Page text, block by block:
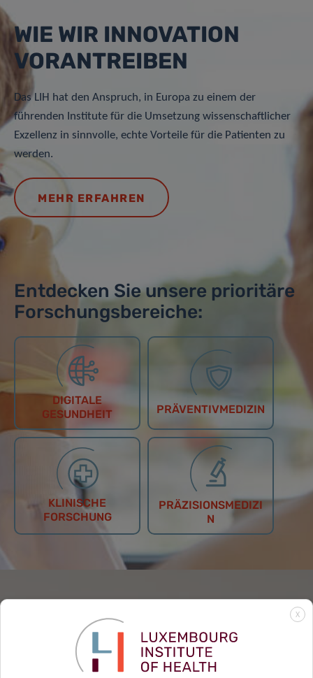
WIE WIR INNOVATION
VORANTREIBEN
Das LIH hat den Anspruch, in Europa zu einem der
führenden Institute für die Umsetzung wissenschaftlicher
Exzellenz in sinnvolle, echte Vorteile für die Patienten zu
werden.
MEHR ERFAHREN
Entdecken Sie unsere prioritäre
Forschungsbereiche:
DIGITALE
GESUNDHEIT
PRÄVENTIVMEDIZIN
KLINISCHE
FORSCHUNG
PRÄZISIONSMEDIZI
N
BEITRAGEN
X